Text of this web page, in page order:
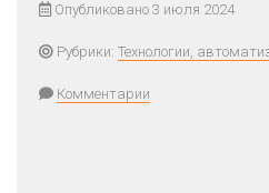
Опубликовано 3 июля 2024
Рубрики: Технологии,
Комментарии